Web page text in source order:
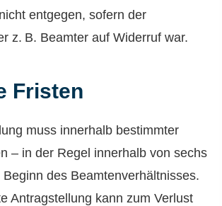
entgegen, sofern der
z. B. Beamter auf Widerruf war.
Fristen
muss innerhalb bestimmter
– in der Regel innerhalb von sechs
des Beamtenverhältnisses.
Antragstellung kann zum Verlust